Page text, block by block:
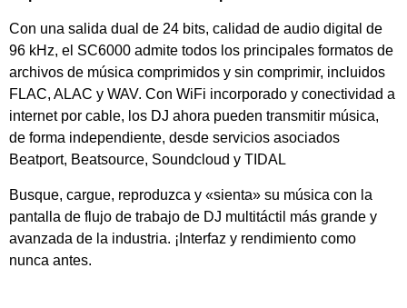
Con una salida dual de 24 bits, calidad de audio digital de
96 kHz, el SC6000 admite todos los principales formatos de
archivos de música comprimidos y sin comprimir, incluidos
FLAC, ALAC y WAV. Con WiFi incorporado y conectividad a
internet por cable, los DJ ahora pueden transmitir música,
de forma independiente, desde servicios asociados
Beatport, Beatsource, Soundcloud y TIDAL
Busque, cargue, reproduzca y «sienta» su música con la
pantalla de flujo de trabajo de DJ multitáctil más grande y
avanzada de la industria. ¡Interfaz y rendimiento como
nunca antes.